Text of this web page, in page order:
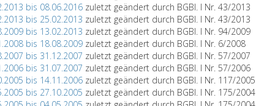
bis 08.06.2016 zuletzt geändert durch BGBl. I Nr. 43/2013
bis 25.02.2013 zuletzt geändert durch BGBl. I Nr. 43/2013
bis 13.02.2013 zuletzt geändert durch BGBl. I Nr. 94/2009
bis 18.08.2009 zuletzt geändert durch BGBl. I Nr. 6/2008
bis 31.12.2007 zuletzt geändert durch BGBl. I Nr. 57/2007
bis 31.07.2007 zuletzt geändert durch BGBl. I Nr. 57/2006
bis 14.11.2006 zuletzt geändert durch BGBl. I Nr. 117/2005
bis 27.10.2005 zuletzt geändert durch BGBl. I Nr. 175/2004